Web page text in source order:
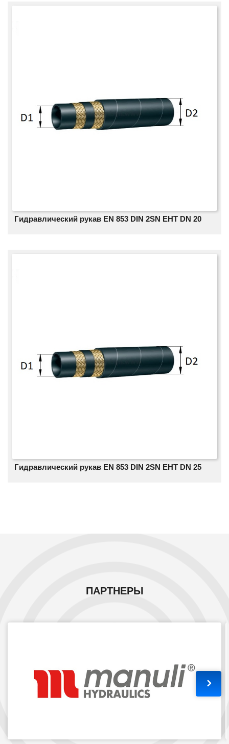
Гидравлический рукав EN 853 DIN 2SN EHT DN 20
Гидравлический рукав EN 853 DIN 2SN EHT DN 25
ПАРТНЕРЫ